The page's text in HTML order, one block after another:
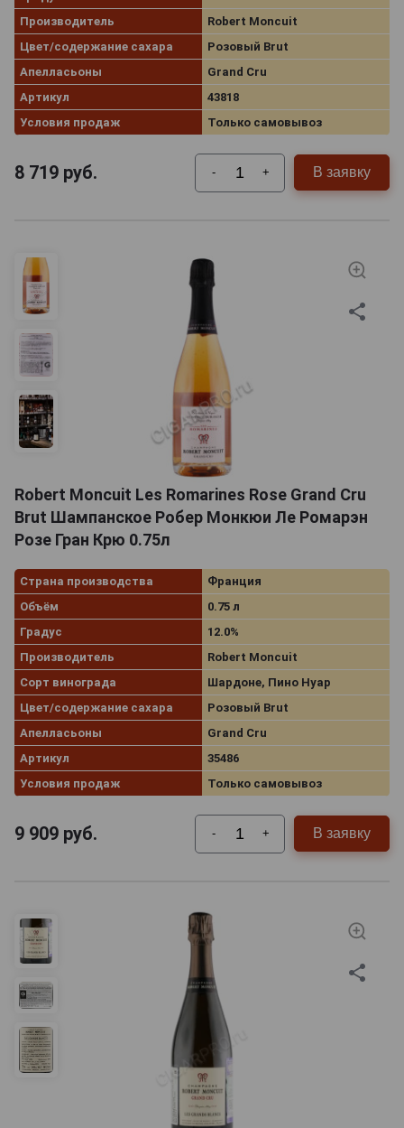
Производитель
Robert Moncuit
Цвет/содержание сахара
Розовый Brut
Апелласьоны
Grand Cru
Артикул
43818
Условия продаж
Только самовывоз
8 719 руб. - + В заявку
Robert Moncuit Les Romarines Rose Grand Cru
Brut Шампанское Робер Монкюи Ле Ромарэн
Розе Гран Крю 0.75л
Страна производства
Франция
Объём
0.75 л
Градус
12.0%
Производитель
Robert Moncuit
Сорт винограда
Шардоне, Пино Нуар
Цвет/содержание сахара
Розовый Brut
Апелласьоны
Grand Cru
Артикул
35486
Условия продаж
Только самовывоз
9 909 руб. - + В заявку